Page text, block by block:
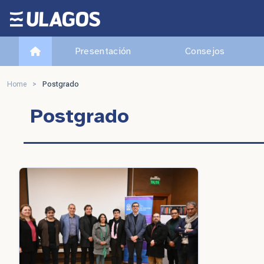
Ulagos Template
Presentación Consejos
Home > Postgrado
Postgrado